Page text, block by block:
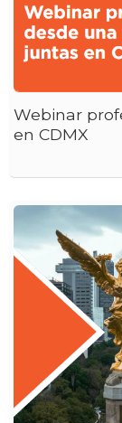
Webinar
en CDMX